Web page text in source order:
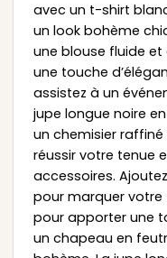
avec un t-shirt
un look bohème
une blouse fluide
une touche
assistez à un
jupe longue noire
un chemisier
réussir votre tenue
accessoires.
pour marquer votre
pour apporter une
un chapeau en